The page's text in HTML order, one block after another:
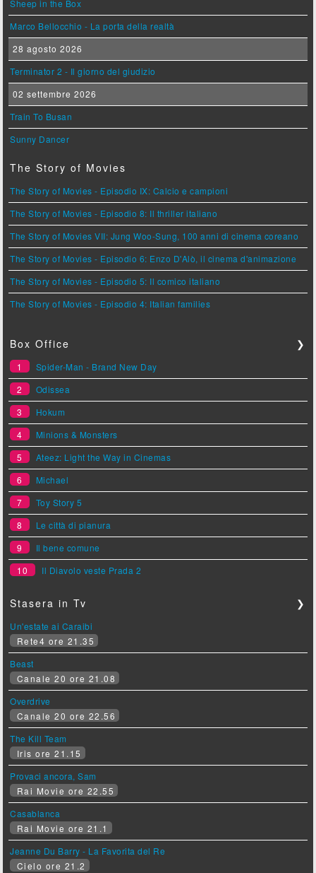
Sheep in the Box
Marco Bellocchio - La porta della realtà
28 agosto 2026
Terminator 2 - Il giorno del giudizio
02 settembre 2026
Train To Busan
Sunny Dancer
The Story of Movies
The Story of Movies - Episodio IX: Calcio e campioni
The Story of Movies - Episodio 8: Il thriller italiano
The Story of Movies VII: Jung Woo-Sung, 100 anni di cinema coreano
The Story of Movies - Episodio 6: Enzo D'Alò, il cinema d'animazione
The Story of Movies - Episodio 5: Il comico italiano
The Story of Movies - Episodio 4: Italian families
Box Office ❯
1
Spider-Man - Brand New Day
2
Odissea
3
Hokum
4
Minions & Monsters
5
Ateez: Light the Way in Cinemas
6
Michael
7
Toy Story 5
8
Le città di pianura
9
Il bene comune
10
Il Diavolo veste Prada 2
Stasera in Tv ❯
Un'estate ai Caraibi
Rete4 ore 21.35
Beast
Canale 20 ore 21.08
Overdrive
Canale 20 ore 22.56
The Kill Team
Iris ore 21.15
Provaci ancora, Sam
Rai Movie ore 22.55
Casablanca
Rai Movie ore 21.1
Jeanne Du Barry - La Favorita del Re
Cielo ore 21.2